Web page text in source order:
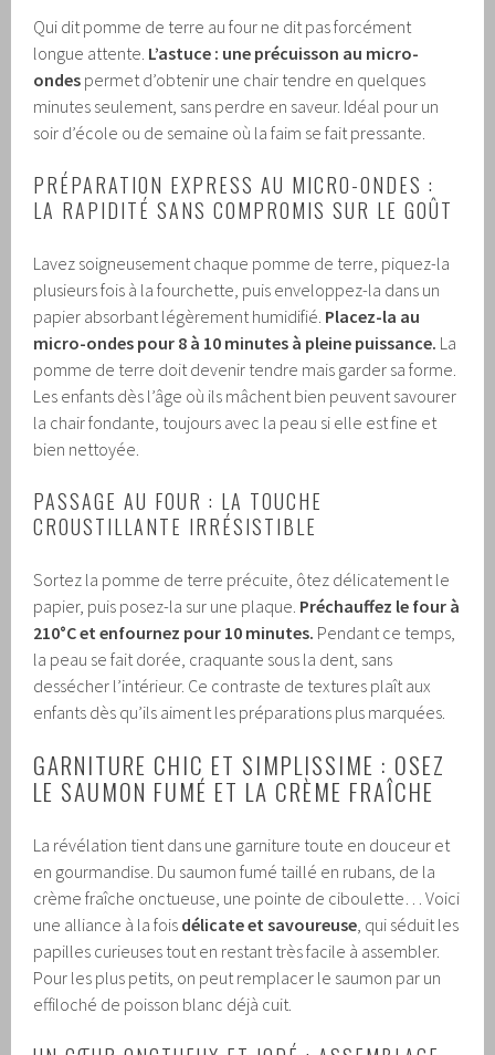
Qui dit pomme de terre au four ne dit pas forcément
longue attente. L’astuce : une précuisson au micro-
ondes permet d’obtenir une chair tendre en quelques
minutes seulement, sans perdre en saveur. Idéal pour un
soir d’école ou de semaine où la faim se fait pressante.
PRÉPARATION EXPRESS AU MICRO-ONDES :
LA RAPIDITÉ SANS COMPROMIS SUR LE GOÛT
Lavez soigneusement chaque pomme de terre, piquez-la
plusieurs fois à la fourchette, puis enveloppez-la dans un
papier absorbant légèrement humidifié. Placez-la au
micro-ondes pour 8 à 10 minutes à pleine puissance. La
pomme de terre doit devenir tendre mais garder sa forme.
Les enfants dès l’âge où ils mâchent bien peuvent savourer
la chair fondante, toujours avec la peau si elle est fine et
bien nettoyée.
PASSAGE AU FOUR : LA TOUCHE
CROUSTILLANTE IRRÉSISTIBLE
Sortez la pomme de terre précuite, ôtez délicatement le
papier, puis posez-la sur une plaque. Préchauffez le four à
210°C et enfournez pour 10 minutes. Pendant ce temps,
la peau se fait dorée, craquante sous la dent, sans
dessécher l’intérieur. Ce contraste de textures plaît aux
enfants dès qu’ils aiment les préparations plus marquées.
GARNITURE CHIC ET SIMPLISSIME : OSEZ
LE SAUMON FUMÉ ET LA CRÈME FRAÎCHE
La révélation tient dans une garniture toute en douceur et
en gourmandise. Du saumon fumé taillé en rubans, de la
crème fraîche onctueuse, une pointe de ciboulette… Voici
une alliance à la fois délicate et savoureuse, qui séduit les
papilles curieuses tout en restant très facile à assembler.
Pour les plus petits, on peut remplacer le saumon par un
effiloché de poisson blanc déjà cuit.